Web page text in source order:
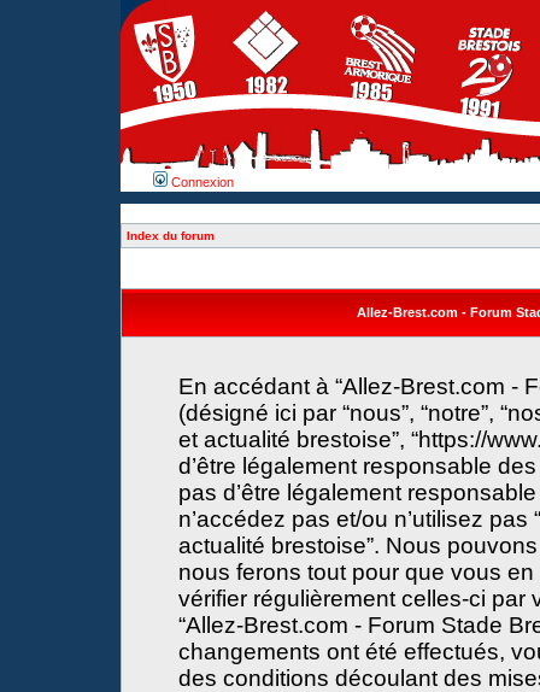
Connexion
Index du forum
Allez-Brest.com - Forum
En accédant à “Allez-Brest.com -
(désigné ici par “nous”, “notre”,
et actualité brestoise”, “https://
d’être légalement responsable
pas d’être légalement
n’accédez pas et/ou n’utilisez
actualité brestoise”. Nous
nous ferons tout pour que vous
vérifier régulièrement celles-ci par
“Allez-Brest.com - Forum Stade
changements ont été effectués,
des conditions découlant des